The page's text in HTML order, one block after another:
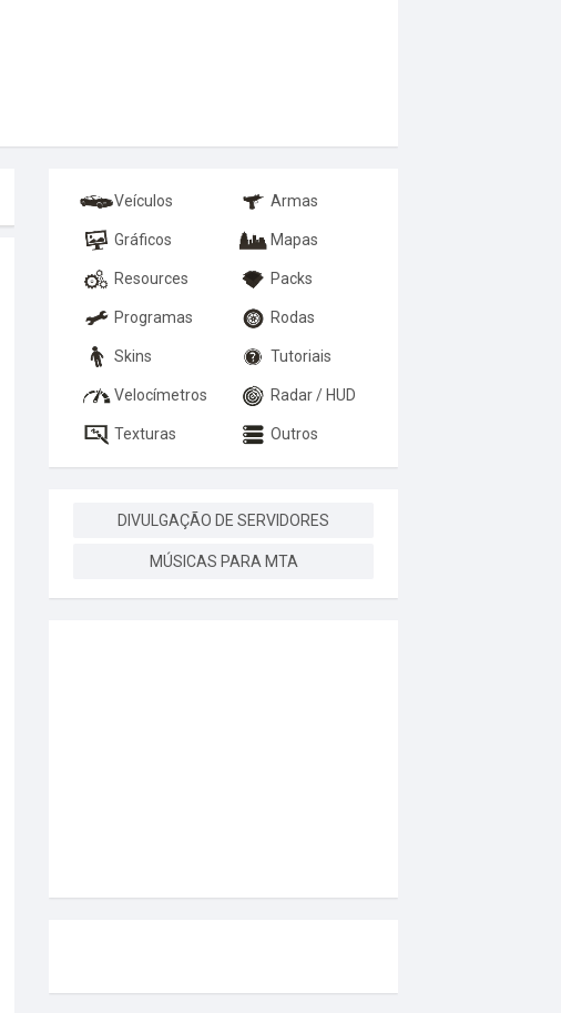
Veículos Armas
Gráficos Mapas
Resources Packs
Programas Rodas
Skins Tutoriais
Velocímetros Radar / HUD
Texturas Outros
DIVULGAÇÃO DE SERVIDORES
MÚSICAS PARA MTA